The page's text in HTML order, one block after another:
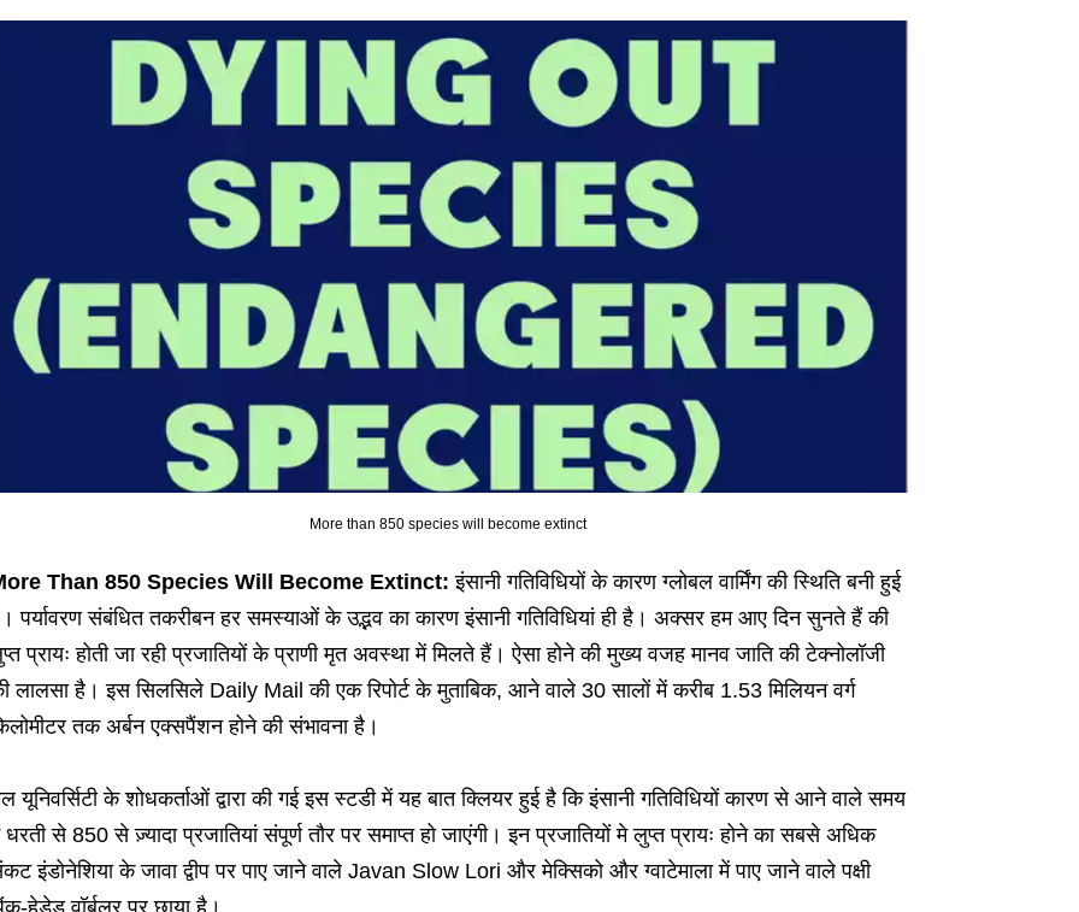
More than 850 species will become extinct
Than 850 Species Will Become Extinct: इंसानी गतिविधियों के कारण ग्लोबल वार्मिंग की स्थिति बनी हुई
पर्यावरण संबंधित तकरीबन हर समस्याओं के उद्भव का कारण इंसानी गतिविधियां ही है। अक्सर हम आए दिन सुनते हैं की
प्रायः होती जा रही प्रजातियों के प्राणी मृत अवस्था में मिलते हैं। ऐसा होने की मुख्य वजह मानव जाति की टेक्नोलॉजी
लालसा है। इस सिलसिले Daily Mail की एक रिपोर्ट के मुताबिक, आने वाले 30 सालों में करीब 1.53 मिलियन वर्ग
तक अर्बन एक्सपैंशन होने की संभावना है।
यूनिवर्सिटी के शोधकर्ताओं द्वारा की गई इस स्टडी में यह बात क्लियर हुई है कि इंसानी गतिविधियों कारण से आने वाले समय
धरती से 850 से ज़्यादा प्रजातियां संपूर्ण तौर पर समाप्त हो जाएंगी। इन प्रजातियों मे लुप्त प्रायः होने का सबसे अधिक
इंडोनेशिया के जावा द्वीप पर पाए जाने वाले Javan Slow Lori और मेक्सिको और ग्वाटेमाला में पाए जाने वाले पक्षी
हेडेड वॉर्बलर पर छाया है।